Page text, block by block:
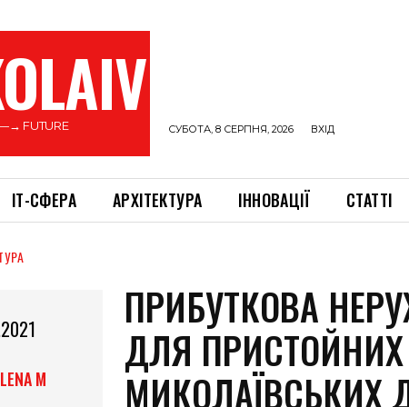
FUTURE СУБОТА, 8 СЕРПНЯ, 2026 ВХІД
ІТ-СФЕРА АРХІТЕКТУРА ІННОВАЦІЇ СТАТТІ
M
ПРИБУТКОВА
ДЛЯ ПРИСТОЙНИХ
МИКОЛАЇВСЬКИХ